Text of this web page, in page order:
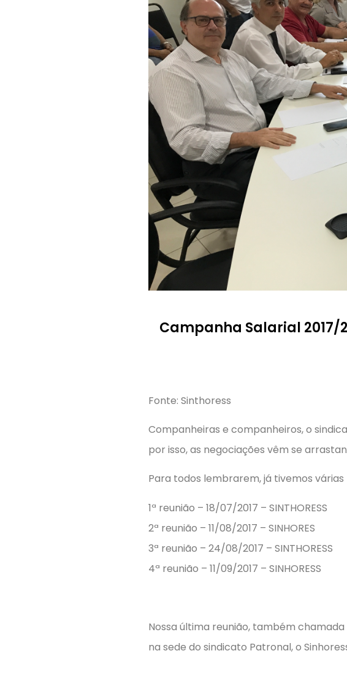
Campanha Salarial
Fonte: Sinthoress
Companheiras e companheiros, o
por isso, as negociações vêm se
Para todos lembrarem, já tivemos várias
1ª reunião – 18/07/2017 – SINTHORESS
2ª reunião – 11/08/2017 – SINHORES
3ª reunião – 24/08/2017 – SINTHORESS
4ª reunião – 11/09/2017 – SINHORESS
Nossa última reunião, também
na sede do sindicato Patronal, o